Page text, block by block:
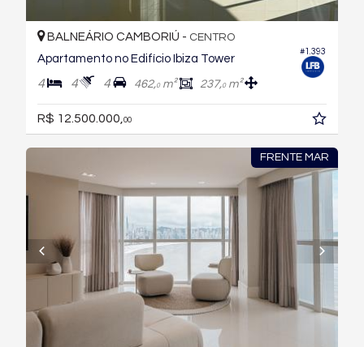
#1.393
BALNEÁRIO CAMBORIÚ - CENTRO
Apartamento no Edifício Ibiza Tower
4 4 4 462,0m² 237,0m²
R$ 12.500.000, 00
FRENTE MAR